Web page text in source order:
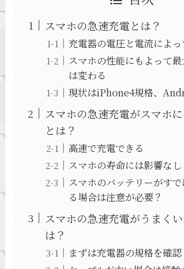
スマホの急速充電とは？
充電器の電圧と電流によっ
スマホの性能にもよって
は変わる
現状はiPhone4規格、
スマホの急速充電がスマホ
とは？
高速で充電できる
スマホの寿命には影響なし
スマホのバッテリーがす
る場合は注意が必要？
スマホの急速充電がうまく
は？
まずは充電器の規格を確認